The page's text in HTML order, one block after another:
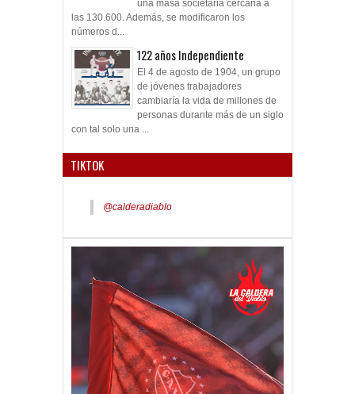
una masa societaria cercana a
las 130.600. Además, se modificaron los
números d...
122 años Independiente
El 4 de agosto de 1904, un grupo
de jóvenes trabajadores
cambiaría la vida de millones de
personas durante más de un siglo
con tal solo una ...
TIKTOK
@calderadiablo